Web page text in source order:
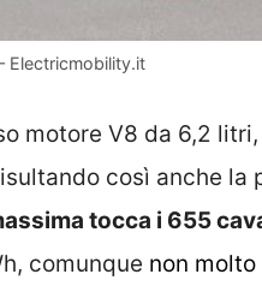
Electricmobility.it
motore V8 da 6,2
così anche la
tocca i 655
comunque non